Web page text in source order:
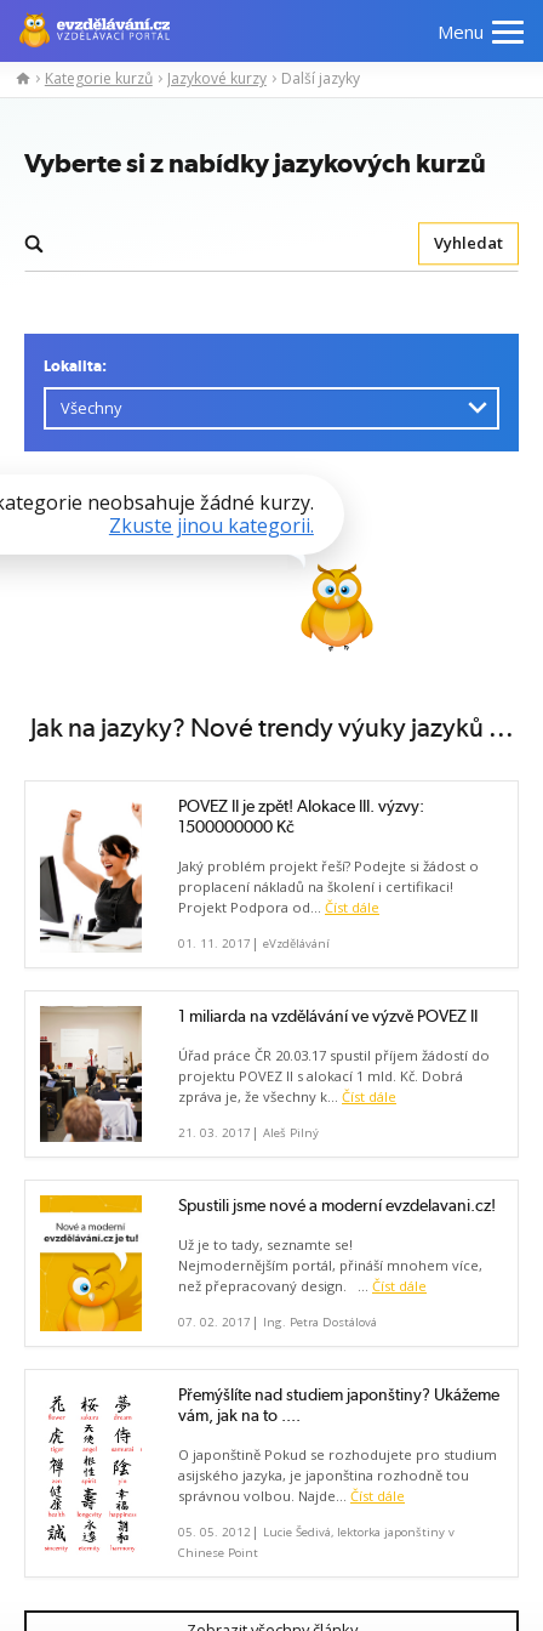
Menu
Kategorie kurzů Jazykové kurzy Další jazyky
Vyberte si z nabídky jazykových kurzů
Vyhledat
Lokalita:
neobsahuje žádné kurzy.
Zkuste jinou kategorii.
Jak na jazyky? Nové trendy výuky jazyků ...
POVEZ II je zpět! Alokace III. výzvy:
1500000000 Kč
Jaký problém projekt řeší? Podejte si žádost o
proplacení nákladů na školení i certifikaci!
Projekt Podpora od... Číst dále
01. 11. 2017 | eVzdělávání
1 miliarda na vzdělávání ve výzvě POVEZ II
Úřad práce ČR 20.03.17 spustil příjem žádostí do
projektu POVEZ II s alokací 1 mld. Kč. Dobrá
zpráva je, že všechny k... Číst dále
21. 03. 2017 | Aleš Pilný
Spustili jsme nové a moderní evzdelavani.cz!
Už je to tady, seznamte se!
Nejmodernějším portál, přináší mnohem více,
než přepracovaný design. ... Číst dále
07. 02. 2017 | Ing. Petra Dostálová
Přemýšlíte nad studiem japonštiny? Ukážeme
vám, jak na to ....
O japonštině Pokud se rozhodujete pro studium
asijského jazyka, je japonština rozhodně tou
správnou volbou. Najde... Číst dále
05. 05. 2012 | Lucie Šedivá, lektorka japonštiny v
Chinese Point